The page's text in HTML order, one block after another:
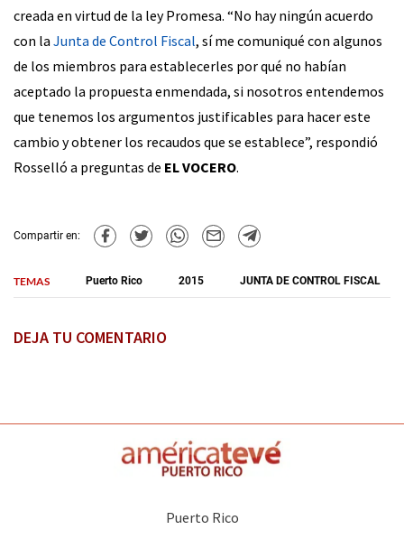
creada en virtud de la ley Promesa. “No hay ningún acuerdo
con la Junta de Control Fiscal, sí me comuniqué con algunos
de los miembros para establecerles por qué no habían
aceptado la propuesta enmendada, si nosotros entendemos
que tenemos los argumentos justificables para hacer este
cambio y obtener los recaudos que se establece”, respondió
Rosselló a preguntas de EL VOCERO.
Compartir en:
TEMAS Puerto Rico 2015 JUNTA DE CONTROL FISCAL
DEJA TU COMENTARIO
Puerto Rico